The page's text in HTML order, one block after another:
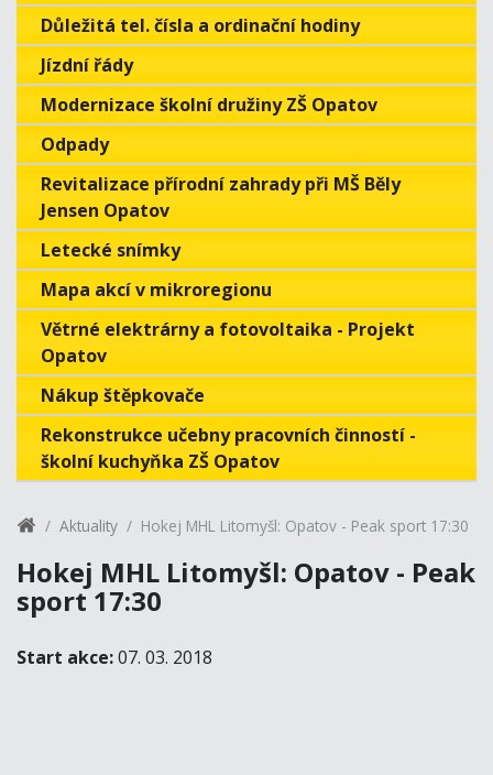
Důležitá tel. čísla a ordinační hodiny
Jízdní řády
Modernizace školní družiny ZŠ Opatov
Odpady
Revitalizace přírodní zahrady při MŠ Běly
Jensen Opatov
Letecké snímky
Mapa akcí v mikroregionu
Větrné elektrárny a fotovoltaika - Projekt
Opatov
Nákup štěpkovače
Rekonstrukce učebny pracovních činností -
školní kuchyňka ZŠ Opatov
Aktuality Hokej MHL Litomyšl: Opatov - Peak sport 17:30
Hokej MHL Litomyšl: Opatov - Peak
sport 17:30
Start akce:07. 03. 2018